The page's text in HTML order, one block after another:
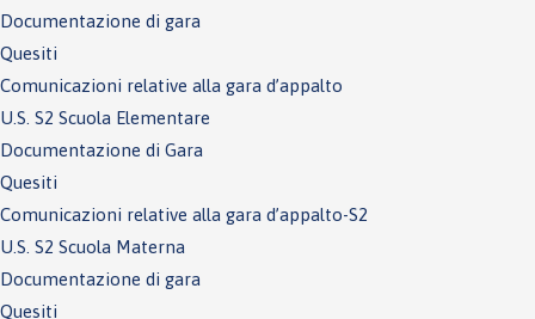
Documentazione di gara
Quesiti
Comunicazioni relative alla gara d’appalto
U.S. S2 Scuola Elementare
Documentazione di Gara
Quesiti
Comunicazioni relative alla gara d’appalto-S2
U.S. S2 Scuola Materna
Documentazione di gara
Quesiti